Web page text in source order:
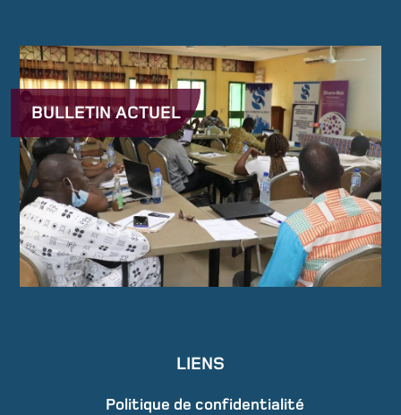
BULLETIN ACTUEL
LIENS
Politique de confidentialité